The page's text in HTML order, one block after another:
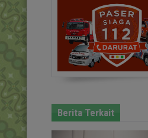
Berita Terkait